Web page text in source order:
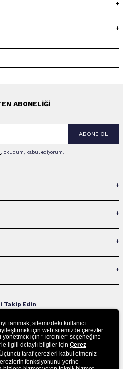
ABONELIĞI
ABONE OL
, okudum, kabul ediyorum.
Takip Edin
İNDİRİN
tanımak, sitemizdeki kullanıcı
için web sitemizde çerezler
yönetmek için "Tercihler" seçeneğine
ilgili detaylı bilgiler için Çerez
taraf çerezleri kabul etmeniz
fonksiyonunu yerine